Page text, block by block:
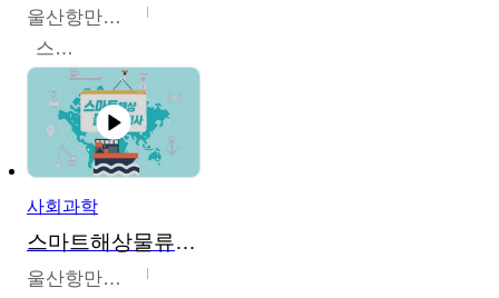
울산항만공사
스마트해상물류관리사 교육위원회
사회과학
스마트해상물류관리사 교육과정2
울산항만공사